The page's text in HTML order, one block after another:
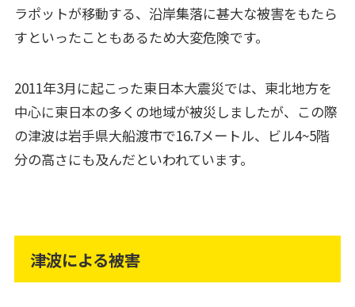
ラポットが移動する、沿岸集落に甚大な被害をもたら
すといったこともあるため大変危険です。
2011年3月に起こった東日本大震災では、東北地方を
中心に東日本の多くの地域が被災しましたが、この際
の津波は岩手県大船渡市で16.7メートル、ビル4~5階
分の高さにも及んだといわれています。
津波による被害